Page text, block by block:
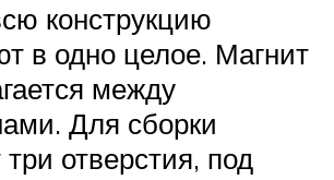
конструкцию
в одно целое. Магнит
между
Для сборки
три отверстия, под